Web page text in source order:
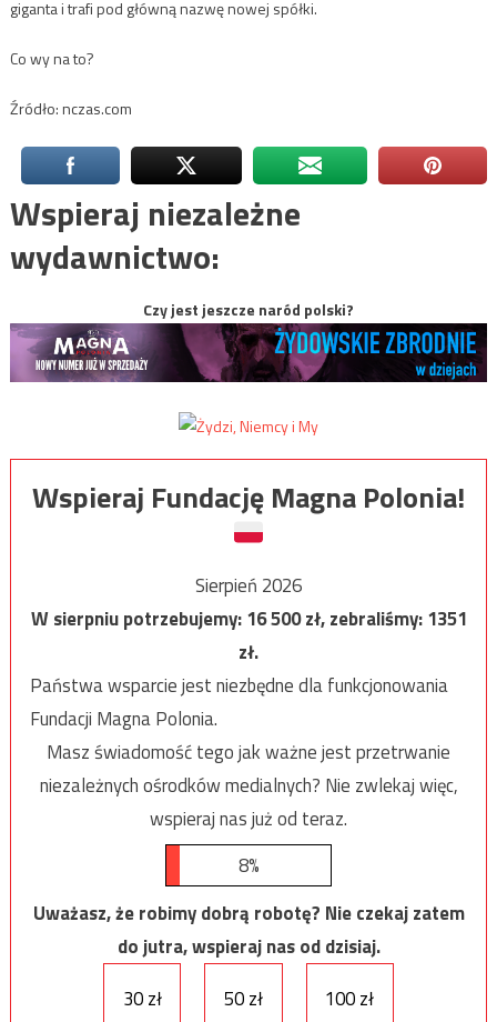
giganta i trafi pod główną nazwę nowej spółki.
Co wy na to?
Źródło: nczas.com
Wspieraj niezależne
wydawnictwo:
Czy jest jeszcze naród polski?
Wspieraj Fundację Magna Polonia!
Sierpień 2026
W sierpniu potrzebujemy:16 500zł, zebraliśmy:1351
zł.
Państwa wsparcie jest niezbędne dla funkcjonowania
Fundacji Magna Polonia.
Masz świadomość tego jak ważne jest przetrwanie
niezależnych ośrodków medialnych? Nie zwlekaj więc,
wspieraj nas już od teraz.
8%
Uważasz, że robimy dobrą robotę? Nie czekaj zatem
do jutra, wspieraj nas od dzisiaj.
30 zł
50 zł 100 zł